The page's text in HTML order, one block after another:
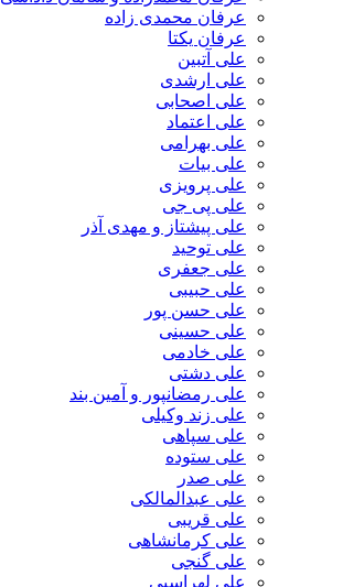
عرفان محمدی زاده
عرفان یکتا
علی آتبین
علی ارشدی
علی اصحابی
علی اعتماد
علی بهرامی
علی بیات
علی پرویزی
علی پی جی
علی پیشتاز و مهدی آذر
علی توحید
علی جعفری
علی حبیبی
علی حسن پور
علی حسینی
علی خادمی
علی دشتی
علی رمضانپور و آمین بند
علی زند وکیلی
علی سپاهی
علی ستوده
علی صدر
علی عبدالمالکی
علی قریبی
علی کرمانشاهی
علی گنجی
علی لهراسبی